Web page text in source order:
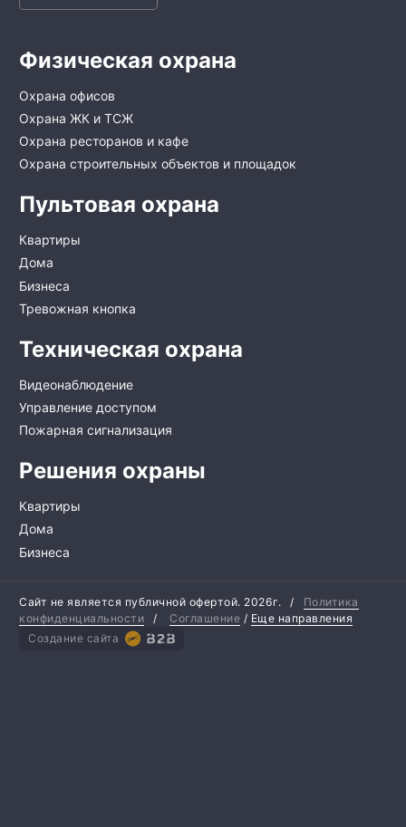
Физическая охрана
Охрана офисов
Охрана ЖК и ТСЖ
Охрана ресторанов и кафе
Охрана строительных объектов и площадок
Пультовая охрана
Квартиры
Дома
Бизнеса
Тревожная кнопка
Техническая охрана
Видеонаблюдение
Управление доступом
Пожарная сигнализация
Решения охраны
Квартиры
Дома
Бизнеса
Сайт не является публичной офертой. 2026г. /
Политика
конфиденциальности
/ Соглашение / Еще направления
Создание сайта